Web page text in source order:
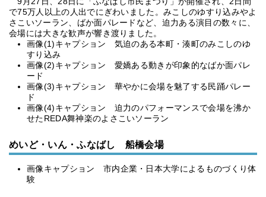
で75万人以上の人出でにぎわいました。みこしのゆすり込みやよ
さこいソーラン、ばか面パレードなど、迫力ある演目の数々に、
会場には大きな歓声が響き渡りました。
画像(1)キャプション 気迫のある本町・湊町のみこしのゆ
すり込み
画像(2)キャプション 愛嬌ある動きが印象的なばか面パレ
ード
画像(3)キャプション 華やかに会場を魅了する民踊パレー
ド
画像(4)キャプション 迫力のパフォーマンスで会場を沸か
せたREDA舞神楽のよさこいソーラン
めいど・いん・ふなばし 船橋会場
画像キャプション 市内企業・日本大学によるものづくり体
験